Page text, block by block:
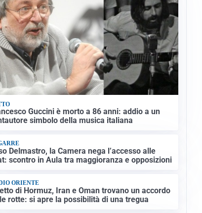
Guccini è morto a 86 anni: addio a un
simbolo della musica italiana
Delmastro, la Camera nega l’accesso alle
scontro in Aula tra maggioranza e opposizioni
ORIENTE
di Hormuz, Iran e Oman trovano un accordo
rotte: si apre la possibilità di una tregua